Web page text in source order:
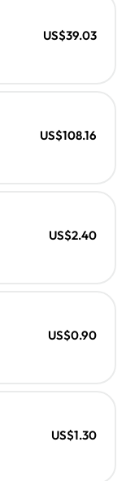
US$39.03
US$108.16
US$2.40
US$0.90
US$1.30